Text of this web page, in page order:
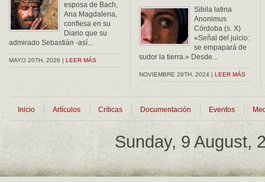
esposa de Bach,
Ana Magdalena,
confiesa en su
Diario que su
admirado Sebastián -así...
MAYO 20TH, 2026 | LEER MÁS
Sibila latina
Anonimus
Córdoba (s. X)
«Señal del juicio:
se empapará de
sudor la tierra.» Desde...
NOVIEMBRE 26TH, 2024 | LEER MÁS
Inicio Artículos Críticas Documentación Eventos
Sunday, 9 August,